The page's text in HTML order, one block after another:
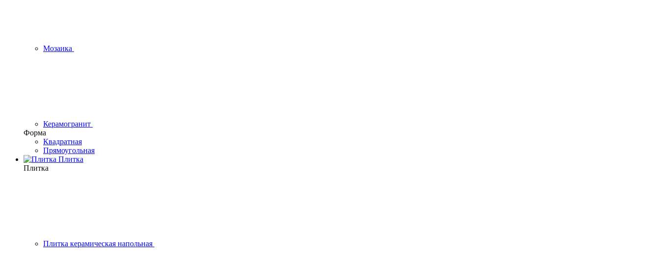
Мозаика
Керамогранит
Форма
Квадратная
Прямоугольная
Плитка
Плитка
Плитка керамическая напольная